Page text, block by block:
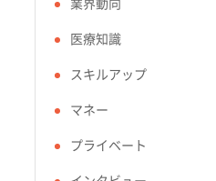
業界動向
医療知識
スキルアップ
マネー
プライベート